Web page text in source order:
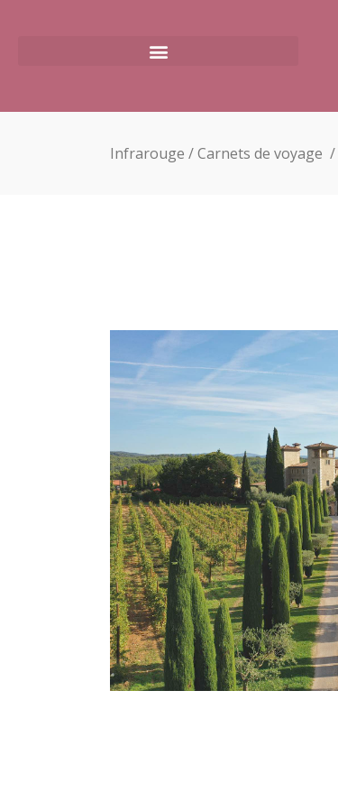
Infrarouge /Carnets de voyage /